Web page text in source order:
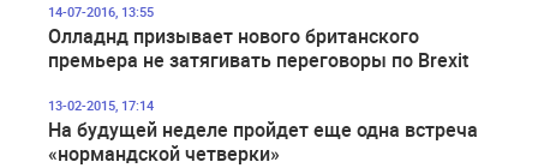
14-07-2016, 13:55
Олладнд призывает нового британского
премьера не затягивать переговоры по Brexit
13-02-2015, 17:14
На будущей неделе пройдет еще одна встреча
«нормандской четверки»